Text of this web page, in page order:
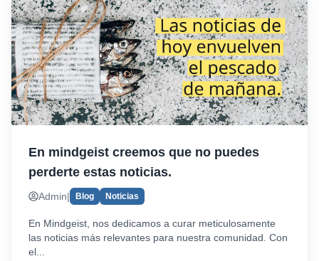
En mindgeist creemos que no puedes
perderte estas noticias.
Admin| Blog Noticias
En Mindgeist, nos dedicamos a curar meticulosamente
las noticias más relevantes para nuestra comunidad. Con
el...